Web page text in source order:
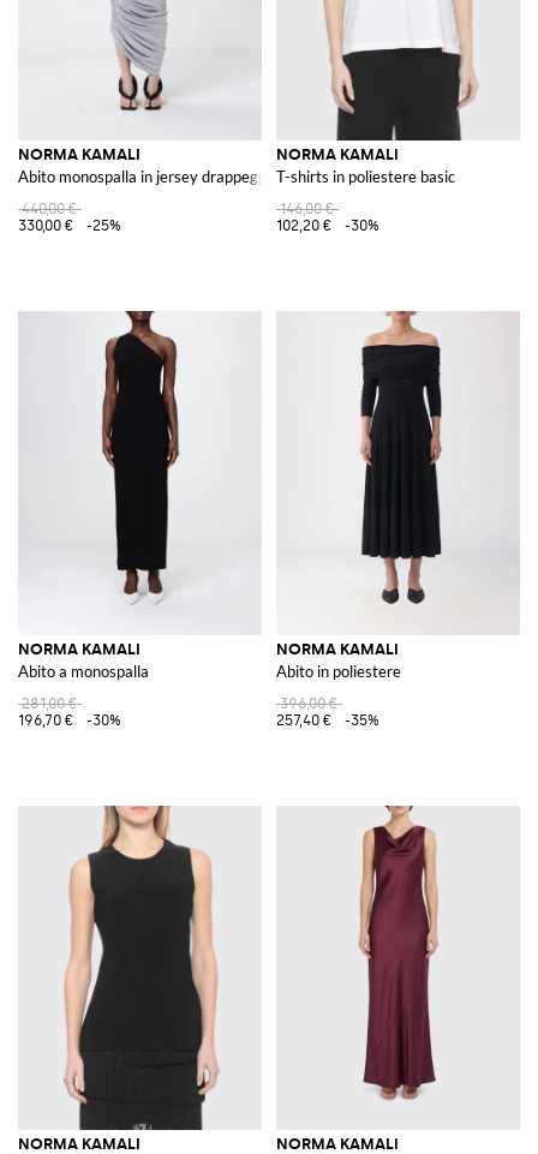
NORMA KAMALI
Abito monospalla in jersey drappeggiato
440,00 €
330,00 €
-25%
NORMA KAMALI
T-shirts in poliestere basic
146,00 €
102,20 €
-30%
NORMA KAMALI
Abito a monospalla
281,00 €
196,70 €
-30%
NORMA KAMALI
Abito in poliestere
396,00 €
257,40 €
-35%
NORMA KAMALI NORMA KAMALI